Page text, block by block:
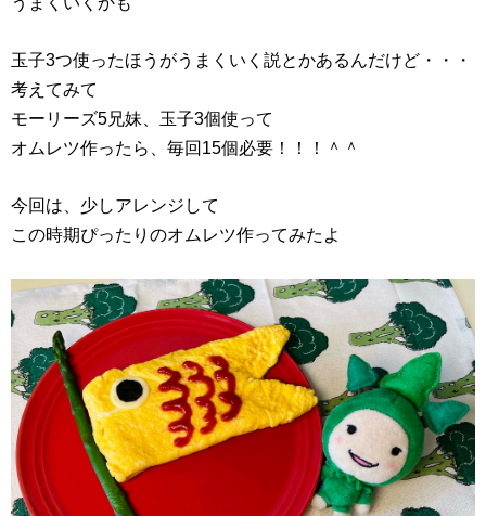
玉子3つ使ったほうがうまくいく説とかあるんだけど・・・
考えてみて
モーリーズ5兄妹、玉子3個使って
オムレツ作ったら、毎回15個必要！！！＾＾
今回は、少しアレンジして
この時期ぴったりのオムレツ作ってみたよ